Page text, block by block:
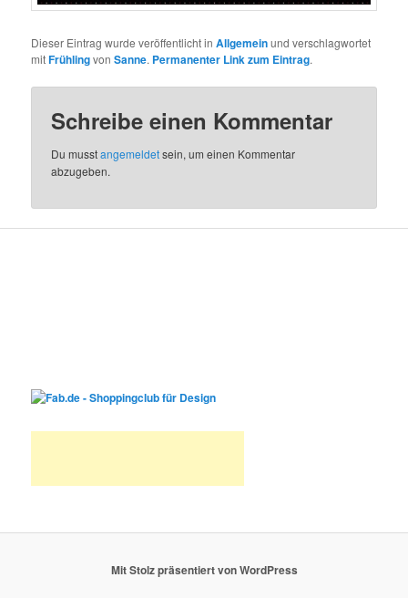
Dieser Eintrag wurde veröffentlicht inAllgemeinund verschlagwortet
mitFrühlingvonSanne. Permanenter Link zum Eintrag.
Schreibe einen Kommentar
Du musstangemeldetsein, um einen Kommentar
abzugeben.
Mit Stolz präsentiert von WordPress